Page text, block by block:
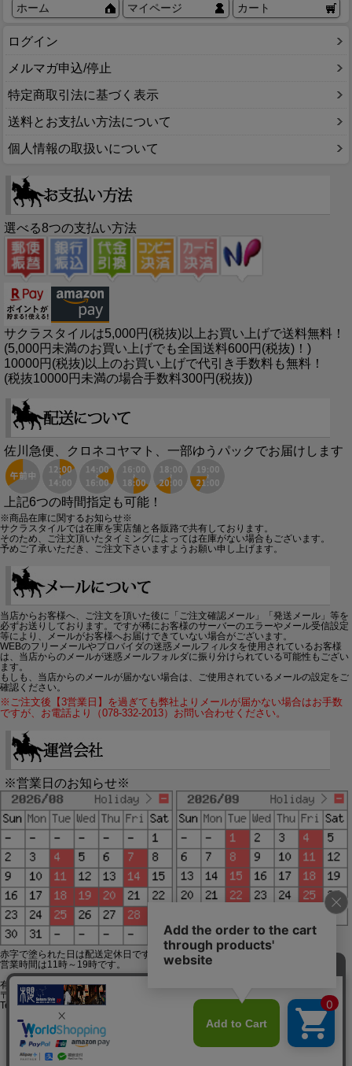
ホーム マイページ カート
ログイン
メルマガ申込/停止
特定商取引法に基づく表示
送料とお支払い方法について
個人情報の取扱いについて
選べる8つの支払い方法
サクラスタイルは5,000円(税抜)以上お買い上げで送料無料！
(5,000円未満のお買い上げでも全国送料600円(税抜)！)
10000円(税抜)以上のお買い上げで代引き手数料も無料！
(税抜10000円未満の場合手数料300円(税抜))
佐川急便、クロネコヤマト、一部ゆうパックでお届けします
上記6つの時間指定も可能！
※商品在庫に関するお知らせ※
サクラスタイルでは在庫を実店舗と各販路で共有しております。
そのため、ご注文頂いたタイミングによっては在庫がない場合もございます。
予めご了承いただき、ご注文下さいますようお願い申し上げます。
当店からお客様へ、ご注文を頂いた後に「ご注文確認メール」「発送メール」等を
必ずお送りしております。ですが稀にお客様のサーバーのエラーやメール受信設定
等により、メールがお客様へお届けできていない場合がございます。
WEBのフリーメールやプロバイダの迷惑メールフィルタを使用されているお客様
は、当店からのメールが迷惑メールフォルダに振り分けられている可能性もござい
ます。
もしも、当店からのメールが届かない場合は、ご使用されているメールの設定をご
確認ください。
※ご注文後【3営業日】を過ぎても弊社よりメールが届かない場合はお手数
ですが、お電話より（078-332-2013）お問い合わせください。
※営業日のお知らせ※
赤字で塗られた日は配送定休日です。
営業時間は11時～19時です。
有限会社ジップジップ SakuraStyle通販事業部
〒650-0021 神戸市中央区三宮町3-9-19イトウビル1,4F
Tel:078-332-2013 FAX:078-333-6644
SSL/TLSとは?